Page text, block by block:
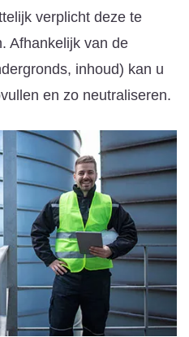
verplicht deze te
Afhankelijk van de
inhoud) kan u
en zo neutraliseren.